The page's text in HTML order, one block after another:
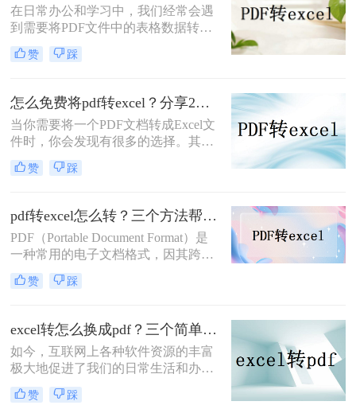
说，大家知道怎么把excel转pdf吗？如
果不知道，那么小编今天就来给大家
在日常办公和学习中，我们经常会遇
到需要将PDF文件中的表格数据转换
为Excel格式的需求。Excel以其强大
的数据处理和分析功能，使得转换后
是，由于PDF文件的特殊性质，直接
转换可能并不总是那么简单。那么
PDF转excel怎么转呢？本文将介绍几
种简单高效的PDF转Excel的方法，帮
助您轻松完成文件转换。
赞 踩
怎么免费将pdf转excel？分享2个免费pdf转excel方法
当你需要将一个PDF文档转成Excel文
件时，你会发现有很多的选择。其中
一些转换工具可能要求你付费，但是
你也可以找到一些免费的选项。这篇
转excel的工具，并为你提供有关它们
的细节和使用说明。
赞 踩
pdf转excel怎么转？三个方法帮你解决！
PDF（Portable Document Format）是
一种常用的电子文档格式，因其跨平
台、易于分享和阅读的特点而被广泛
使用。而Excel是一种电子表格软件，
等领域。有时候，我们需要将PDF文
件转换为Excel格式，以便进行更深入
的数据分析和处理。那么pdf转excel怎
么转呢？本文将介绍三种简便高效的
方法来实现PDF转Excel，并探讨相关
注意事项，帮助您顺利完成转换任
赞 踩
excel转怎么换成pdf？三个简单的转换方法安利给你们
如今，互联网上各种软件资源的丰富
极大地促进了我们的日常生活和办
公。在过去，为了实现一个小的需
求，我们通常需要一天甚至更长的时
赞 踩